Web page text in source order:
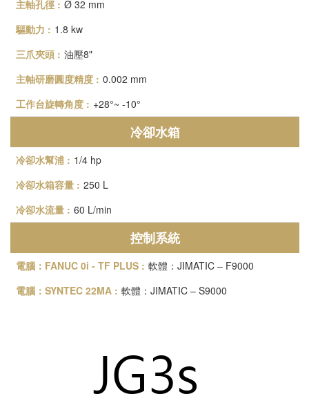
Ø 32 mm
1.8 kw
油壓8"
0.002 mm
+28°~ -10°
冷卻水箱
1/4 hp
250 L
60 L/min
控制系統
軟體：JIMATIC – F9000
軟體：JIMATIC – S9000